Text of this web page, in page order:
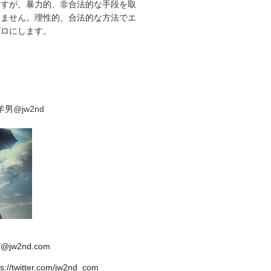
が、暴力的、非合法的な手段を取
せん。理性的、合法的な方法でエ
にします。
男@jw2nd
twitter.com/jw2nd_com